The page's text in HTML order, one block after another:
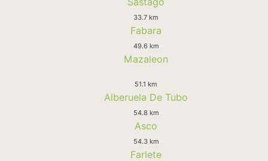
33.7 km
Fabara
49.6 km
Mazaleon
51.1 km
Alberuela De Tubo
54.8 km
Asco
54.3 km
Farlete